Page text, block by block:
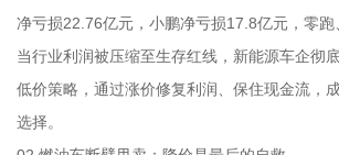
净亏损22.76亿元，小鹏净亏损17.8亿元，零跑
当行业利润被压缩至生存红线，新能源车企彻
低价策略，通过涨价修复利润、保住现金流，
选择。